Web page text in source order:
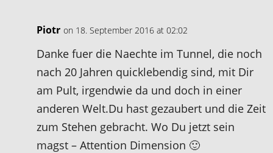
Piotr on 18. September 2016 at 02:02
Danke fuer die Naechte im Tunnel, die noch
nach 20 Jahren quicklebendig sind, mit Dir
am Pult, irgendwie da und doch in einer
anderen Welt.Du hast gezaubert und die Zeit
zum Stehen gebracht. Wo Du jetzt sein
magst – Attention Dimension 🙂